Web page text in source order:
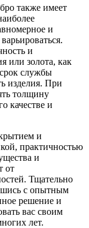
также имеет
и
и
или золота, как
службы
изделия. При
толщину
качестве и
и
практичностью
и
от
Тщательно
с опытным
решение и
вас своим
лет.